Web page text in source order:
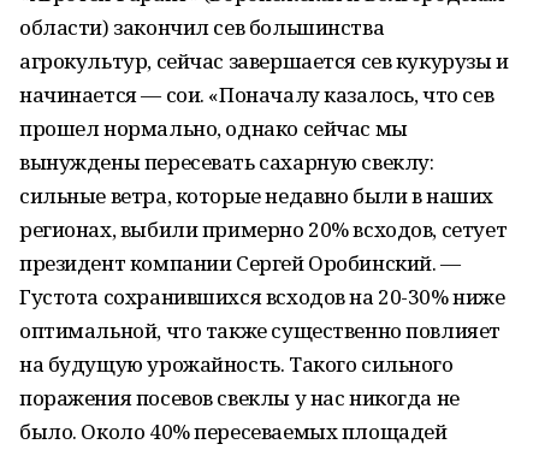
области) закончил сев большинства
агрокультур, сейчас завершается сев кукурузы и
начинается — сои. «Поначалу казалось, что сев
прошел нормально, однако сейчас мы
вынуждены пересевать сахарную свеклу:
сильные ветра, которые недавно были в наших
регионах, выбили примерно 20% всходов, сетует
президент компании Сергей Оробинский. —
Густота сохранившихся всходов на 20-30% ниже
оптимальной, что также существенно повлияет
на будущую урожайность. Такого сильного
поражения посевов свеклы у нас никогда не
было. Около 40% пересеваемых площадей